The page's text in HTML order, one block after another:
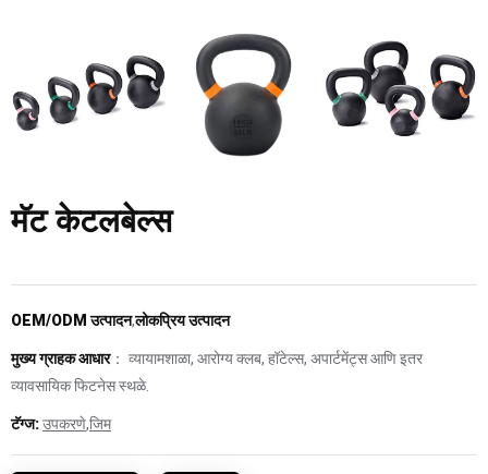
मॅट केटलबेल्स
OEM/ODM उत्पादन,लोकप्रिय उत्पादन
मुख्य ग्राहक आधार： व्यायामशाळा, आरोग्य क्लब, हॉटेल्स, अपार्टमेंट्स आणि इतर
व्यावसायिक फिटनेस स्थळे.
टॅग्ज:उपकरणे,जिम